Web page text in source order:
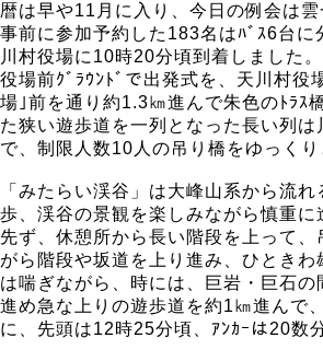
暦は早や11月に入り、今日の例会は
事前に参加予約した183名はﾊﾞｽ6台
川村役場に10時20分頃到着しました。
役場前ｸﾞﾗｳﾝﾄﾞで出発式を、天川村役
場｣前を通り約1.3㎞進んで朱色のﾄﾗｽ
た狭い遊歩道を一列となった長い列
で、制限人数10人の吊り橋をゆっく
「みたらい渓谷」は大峰山系から流
歩、渓谷の景観を楽しみながら慎重に
先ず、休憩所から長い階段を上って
がら階段や坂道を上り進み、ひとき
は喘ぎながら、時には、巨岩・巨石
進め急な上りの遊歩道を約1㎞進んで
に、先頭は12時25分頃、ｱﾝｶｰは20数